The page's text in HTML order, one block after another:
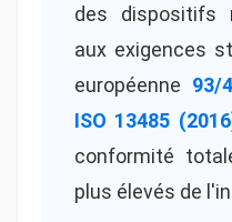
des dispositifs
aux exigences
européenne 93/
ISO 13485
conformité
plus élevés de